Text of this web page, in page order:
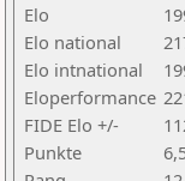
Elo
Elo national
Elo intnational
Eloperformance
FIDE Elo +/-
Punkte